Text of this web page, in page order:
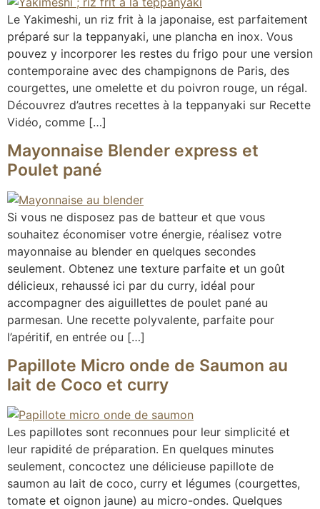
Le Yakimeshi, un riz frit à la japonaise, est parfaitement
préparé sur la teppanyaki, une plancha en inox. Vous
pouvez y incorporer les restes du frigo pour une version
contemporaine avec des champignons de Paris, des
courgettes, une omelette et du poivron rouge, un régal.
Découvrez d’autres recettes à la teppanyaki sur Recette
Vidéo, comme […]
Mayonnaise Blender express et
Poulet pané
Si vous ne disposez pas de batteur et que vous
souhaitez économiser votre énergie, réalisez votre
mayonnaise au blender en quelques secondes
seulement. Obtenez une texture parfaite et un goût
délicieux, rehaussé ici par du curry, idéal pour
accompagner des aiguillettes de poulet pané au
parmesan. Une recette polyvalente, parfaite pour
l’apéritif, en entrée ou […]
Papillote Micro onde de Saumon au
lait de Coco et curry
Les papillotes sont reconnues pour leur simplicité et
leur rapidité de préparation. En quelques minutes
seulement, concoctez une délicieuse papillote de
saumon au lait de coco, curry et légumes (courgettes,
tomate et oignon jaune) au micro-ondes. Quelques